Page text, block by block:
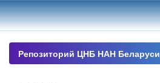
Skip
navigation
Репозиторий ЦНБ НАН Беларуси